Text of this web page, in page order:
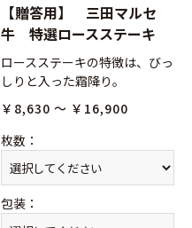
【贈答用】 三田マルセ
牛 特選ロースステーキ
ロースステーキの特徴は、びっ
しりと入った霜降り。
￥8,630 ～ ￥16,900
枚数 ：
包装 ：